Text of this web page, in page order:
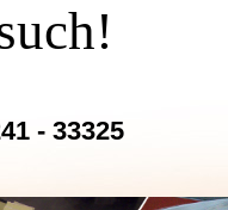
- 33325